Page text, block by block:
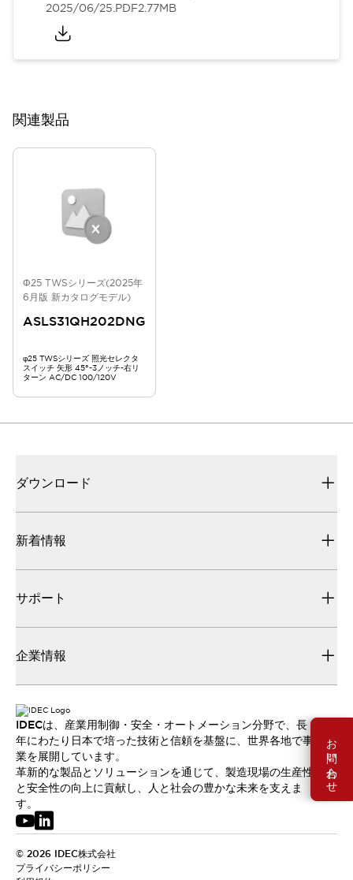
お問い合わせ
2025/06/25.PDF2.77MB
関連製品
Φ25 TWSシリーズ(2025年
6月版 新カタログモデル)
ASLS31QH202DNG
φ25 TWSシリーズ 照光セレクタ
スイッチ 矢形 45°-3ノッチ-右リ
ターン AC/DC 100/120V
ダウンロード
新着情報
サポート
企業情報
IDECは、産業用制御・安全・オートメーション分野で、長
年にわたり日本で培った技術と信頼を基盤に、世界各地で事
業を展開しています。
革新的な製品とソリューションを通じて、製造現場の生産性
と安全性の向上に貢献し、人と社会の豊かな未来を支えま
す。
© 2026 IDEC株式会社
プライバシーポリシー